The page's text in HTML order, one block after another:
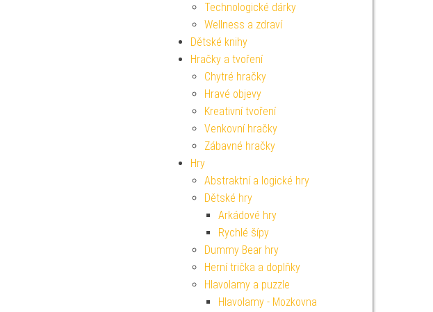
Technologické dárky
Wellness a zdraví
Dětské knihy
Hračky a tvoření
Chytré hračky
Hravé objevy
Kreativní tvoření
Venkovní hračky
Zábavné hračky
Hry
Abstraktní a logické hry
Dětské hry
Arkádové hry
Rychlé šípy
Dummy Bear hry
Herní trička a doplňky
Hlavolamy a puzzle
Hlavolamy - Mozkovna